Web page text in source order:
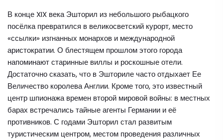
В конце XIX века Эшторил из небольшого рыбацкого
посёлка превратился в великосветский курорт, место
«ссылки» изгнанных монархов и международной
аристократии. О блестящем прошлом этого города
напоминают старинные виллы и роскошные отели.
Достаточно сказать, что в Эшториле часто отдыхает Ее
Величество королева Англии. Кроме того, это известный
центр шпионажа времен второй мировой войны: в местных
барах встречались тайные агенты Германии и её
противников. С годами Эшторил стал развитым
туристическим центром, местом проведения различных